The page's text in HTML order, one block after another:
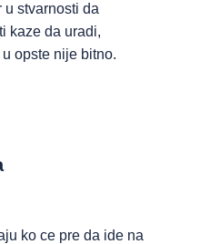
u stvarnosti da
kaze da uradi,
opste nije bitno.
ko ce pre da ide na